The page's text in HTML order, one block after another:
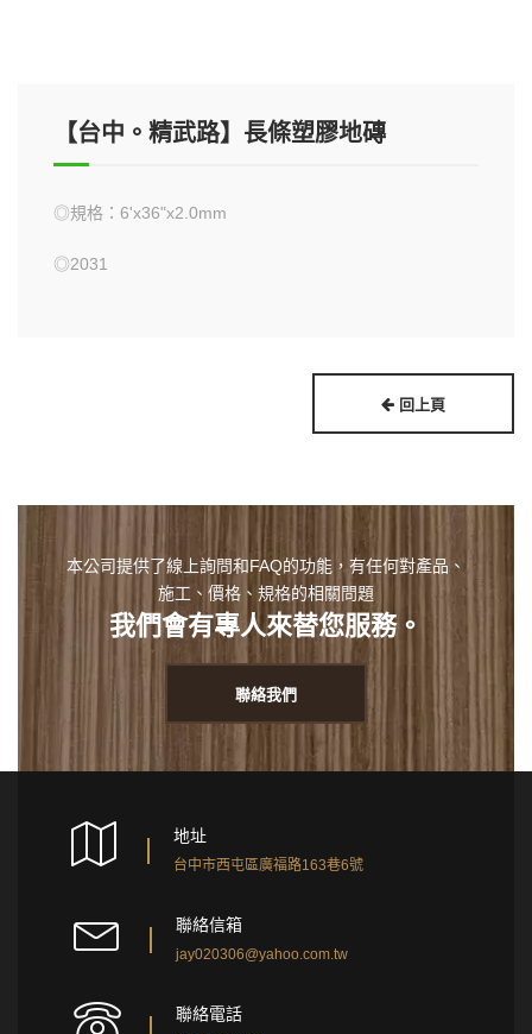
【台中。精武路】長條塑膠地磚
◎規格：6'x36"x2.0mm
◎2031
回上頁
本公司提供了線上詢問和FAQ的功能，有任何對產品、
施工、價格、規格的相關問題
我們會有專人來替您服務。
聯絡我們
地址
台中市西屯區廣福路163巷6號
聯絡信箱
jay020306@yahoo.com.tw
聯絡電話